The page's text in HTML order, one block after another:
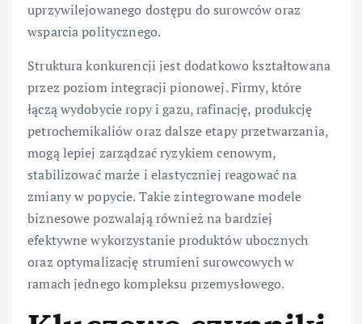
uprzywilejowanego dostępu do surowców oraz
wsparcia politycznego.
Struktura konkurencji jest dodatkowo kształtowana
przez poziom integracji pionowej. Firmy, które
łączą wydobycie ropy i gazu, rafinację, produkcję
petrochemikaliów oraz dalsze etapy przetwarzania,
mogą lepiej zarządzać ryzykiem cenowym,
stabilizować marże i elastyczniej reagować na
zmiany w popycie. Takie zintegrowane modele
biznesowe pozwalają również na bardziej
efektywne wykorzystanie produktów ubocznych
oraz optymalizację strumieni surowcowych w
ramach jednego kompleksu przemysłowego.